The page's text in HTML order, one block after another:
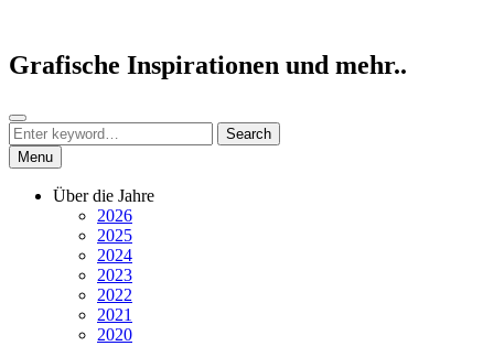
content
Grafische Inspirationen und mehr..
Search
Search
for:
Search
Menu
Über die Jahre
2026
2025
2024
2023
2022
2021
2020